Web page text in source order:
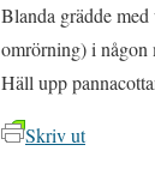
Blanda grädde
omrörning) i någon
Häll upp
Skriv ut